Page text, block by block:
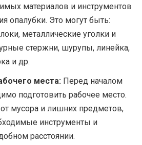
материалов и инструментов
опалубки. Это могут быть:
металлические уголки и
стержни, шурупы, линейка,
и др.
места: Перед началом
подготовить рабочее место.
мусора и лишних предметов,
инструменты и
расстоянии.